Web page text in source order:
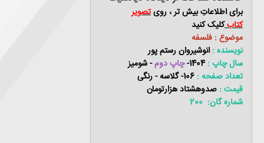
برای اطلاعاتِ بیش تر ، رویتصویر
کتابکلیک کنید
موضوع : فلسفه
نویسنده :انوشیروان رستم پور
سال چاپ :1404- چاپ دوم- شومیز
تعداد صفحه : 106- گلاسه - رنگی
قیمت : صدوهشتاد هزارتومان
شماره گان: 200